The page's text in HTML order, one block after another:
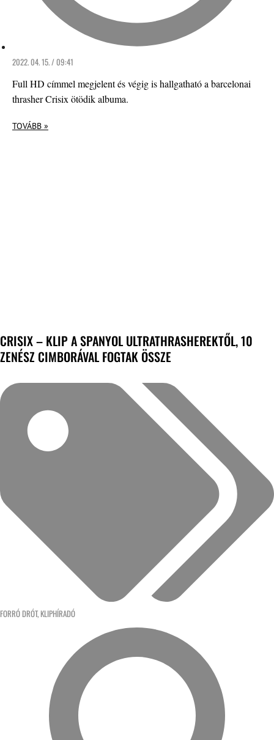
2022. 04. 15. / 09:41
Full HD címmel megjelent és végig is hallgatható a barcelonai
thrasher Crisix ötödik albuma.
TOVÁBB »
CRISIX – KLIP A SPANYOL ULTRATHRASHEREKTŐL, 10
ZENÉSZ CIMBORÁVAL FOGTAK ÖSSZE
FORRÓ DRÓT, KLIPHÍRADÓ